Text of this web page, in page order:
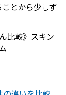
とから少しず